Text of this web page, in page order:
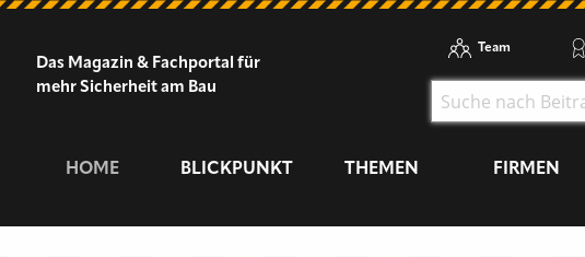
Das Magazin & Fachportal für
mehr Sicherheit am Bau
Team
HOME BLICKPUNKT THEMEN FIRMEN